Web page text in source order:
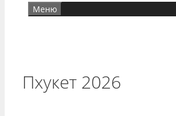
Меню
Пхукет 2026